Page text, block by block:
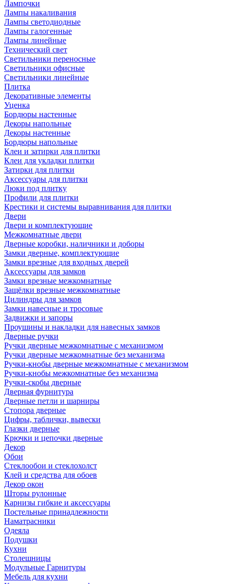
Лампочки
Лампы накаливания
Лампы светодиодные
Лампы галогенные
Лампы линейные
Технический свет
Светильники переносные
Светильники офисные
Светильники линейные
Плитка
Декоративные элементы
Уценка
Бордюры настенные
Декоры напольные
Декоры настенные
Бордюры напольные
Клеи и затирки для плитки
Клеи для укладки плитки
Затирки для плитки
Аксессуары для плитки
Люки под плитку
Профили для плитки
Крестики и системы выравнивания для плитки
Двери
Двери и комплектующие
Межкомнатные двери
Дверные коробки, наличники и доборы
Замки дверные, комплектующие
Замки врезные для входных дверей
Аксессуары для замков
Замки врезные межкомнатные
Защёлки врезные межкомнатные
Цилиндры для замков
Замки навесные и тросовые
Задвижки и запоры
Проушины и накладки для навесных замков
Дверные ручки
Ручки дверные межкомнатные с механизмом
Ручки дверные межкомнатные без механизма
Ручки-кнобы дверные межкомнатные с механизмом
Ручки-кнобы межкомнатные без механизма
Ручки-скобы дверные
Дверная фурнитура
Дверные петли и шарниры
Стопора дверные
Цифры, таблички, вывески
Глазки дверные
Крючки и цепочки дверные
Декор
Обои
Стеклообои и стеклохолст
Клей и средства для обоев
Декор окон
Шторы рулонные
Карнизы гибкие и аксессуары
Постельные принадлежности
Наматрасники
Одеяла
Подушки
Кухни
Столешницы
Модульные Гарнитуры
Мебель для кухни